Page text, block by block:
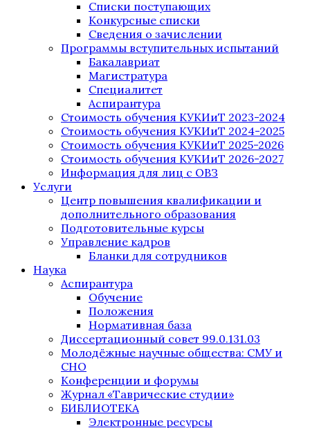
Списки поступающих
Конкурсные списки
Сведения о зачислении
Программы вступительных испытаний
Бакалавриат
Магистратура
Специалитет
Аспирантура
Стоимость обучения КУКИиТ 2023-2024
Стоимость обучения КУКИиТ 2024-2025
Стоимость обучения КУКИиТ 2025-2026
Стоимость обучения КУКИиТ 2026-2027
Информация для лиц с ОВЗ
Услуги
Центр повышения квалификации и
дополнительного образования
Подготовительные курсы
Управление кадров
Бланки для сотрудников
Наука
Аспирантура
Обучение
Положения
Нормативная база
Диссертационный совет 99.0.131.03
Молодёжные научные общества: СМУ и
СНО
Конференции и форумы
Журнал «Таврические студии»
БИБЛИОТЕКА
Электронные ресурсы